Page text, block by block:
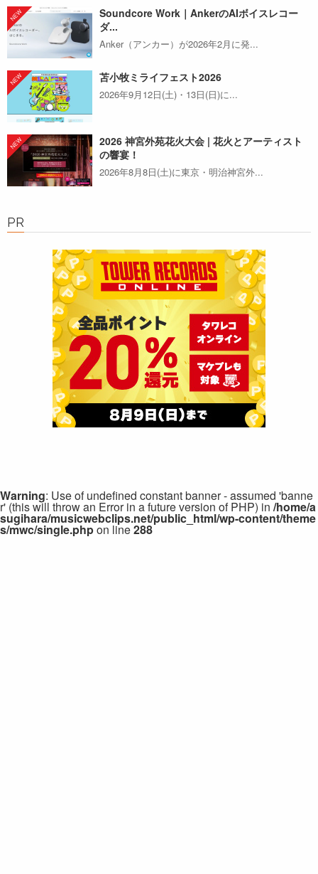
Soundcore Work｜AnkerのAIボイスレコー
ダ...
Anker（アンカー）が2026年2月に発...
苫小牧ミライフェスト2026
2026年9月12日(土)・13日(日)に...
2026 神宮外苑花火大会 | 花火とアーティスト
の響宴！
2026年8月8日(土)に東京・明治神宮外...
PR
Warning: Use of undefined constant banner - assumed 'banne
r' (this will throw an Error in a future version of PHP) in /home/a
sugihara/musicwebclips.net/public_html/wp-content/theme
s/mwc/single.phpon line288